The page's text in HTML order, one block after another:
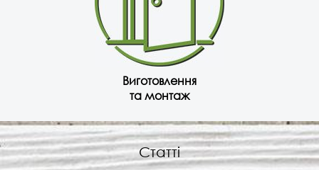
Виготовлення
та монтаж
Статті